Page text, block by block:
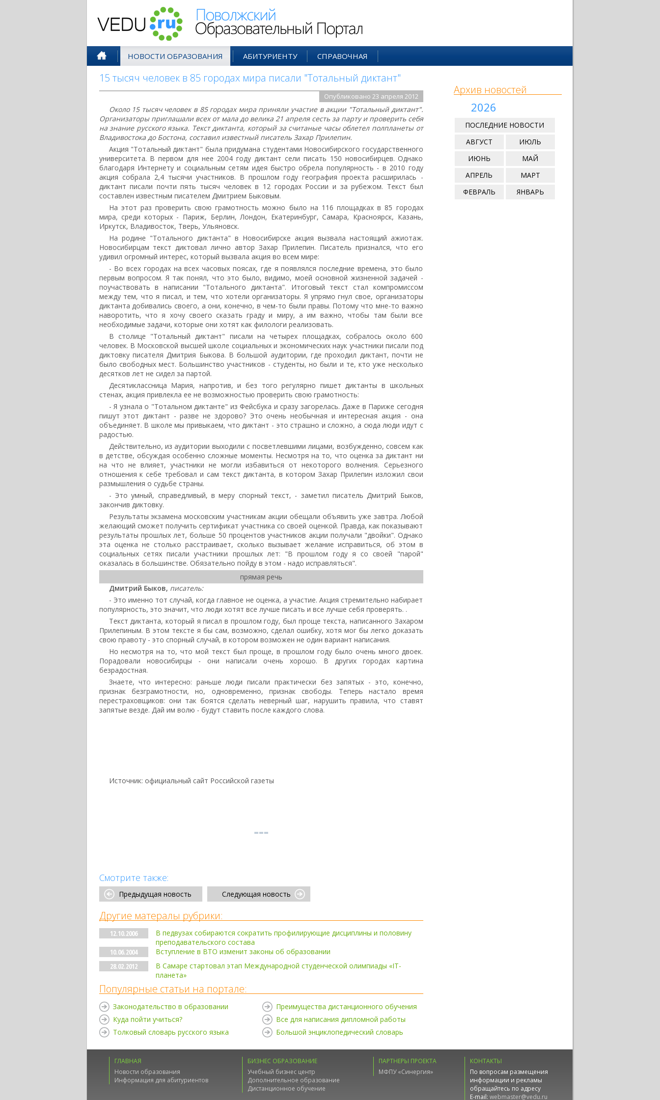
НОВОСТИ ОБРАЗОВАНИЯ АБИТУРИЕНТУ СПРАВОЧНАЯ
15 тысяч человек в 85 городах мира писали "Тотальный диктант"
Опубликовано 23 апреля 2012
Около 15 тысяч человек в 85 городах мира приняли участие в акции "Тотальный диктант".
Организаторы приглашали всех от мала до велика 21 апреля сесть за парту и проверить себя
на знание русского языка. Текст диктанта, который за считаные часы облетел полпланеты от
Владивостока до Бостона, составил известный писатель Захар Прилепин.
Акция "Тотальный диктант" была придумана студентами Новосибирского государственного
университета. В первом для нее 2004 году диктант сели писать 150 новосибирцев. Однако
благодаря Интернету и социальным сетям идея быстро обрела популярность - в 2010 году
акция собрала 2,4 тысячи участников. В прошлом году география проекта расширилась -
диктант писали почти пять тысяч человек в 12 городах России и за рубежом. Текст был
составлен известным писателем Дмитрием Быковым.
На этот раз проверить свою грамотность можно было на 116 площадках в 85 городах
мира, среди которых - Париж, Берлин, Лондон, Екатеринбург, Самара, Красноярск, Казань,
Иркутск, Владивосток, Тверь, Ульяновск.
На родине "Тотального диктанта" в Новосибирске акция вызвала настоящий ажиотаж.
Новосибирцам текст диктовал лично автор Захар Прилепин. Писатель признался, что его
удивил огромный интерес, который вызвала акция во всем мире:
- Во всех городах на всех часовых поясах, где я появлялся последние времена, это было
первым вопросом. Я так понял, что это было, видимо, моей основной жизненной задачей -
поучаствовать в написании "Тотального диктанта". Итоговый текст стал компромиссом
между тем, что я писал, и тем, что хотели организаторы. Я упрямо гнул свое, организаторы
диктанта добивались своего, а они, конечно, в чем-то были правы. Потому что мне-то важно
наворотить, что я хочу своего сказать граду и миру, а им важно, чтобы там были все
необходимые задачи, которые они хотят как филологи реализовать.
В столице "Тотальный диктант" писали на четырех площадках, собралось около 600
человек. В Московской высшей школе социальных и экономических наук участники писали под
диктовку писателя Дмитрия Быкова. В большой аудитории, где проходил диктант, почти не
было свободных мест. Большинство участников - студенты, но были и те, кто уже несколько
десятков лет не сидел за партой.
Десятиклассница Мария, напротив, и без того регулярно пишет диктанты в школьных
стенах, акция привлекла ее не возможностью проверить свою грамотность:
- Я узнала о "Тотальном диктанте" из Фейсбука и сразу загорелась. Даже в Париже сегодня
пишут этот диктант - разве не здорово? Это очень необычная и интересная акция - она
объединяет. В школе мы привыкаем, что диктант - это страшно и сложно, а сюда люди идут с
радостью.
Действительно, из аудитории выходили с посветлевшими лицами, возбужденно, совсем как
в детстве, обсуждая особенно сложные моменты. Несмотря на то, что оценка за диктант ни
на что не влияет, участники не могли избавиться от некоторого волнения. Серьезного
отношения к себе требовал и сам текст диктанта, в котором Захар Прилепин изложил свои
размышления о судьбе страны.
- Это умный, справедливый, в меру спорный текст, - заметил писатель Дмитрий Быков,
закончив диктовку.
Результаты экзамена московским участникам акции обещали объявить уже завтра. Любой
желающий сможет получить сертификат участника со своей оценкой. Правда, как показывают
результаты прошлых лет, больше 50 процентов участников акции получали "двойки". Однако
эта оценка не столько расстраивает, сколько вызывает желание исправиться, об этом в
социальных сетях писали участники прошлых лет: "В прошлом году я со своей "парой"
оказалась в большинстве. Обязательно пойду в этом - надо исправляться".
прямая речь
Дмитрий Быков, писатель:
- Это именно тот случай, когда главное не оценка, а участие. Акция стремительно набирает
популярность, это значит, что люди хотят все лучше писать и все лучше себя проверять. .
Текст диктанта, который я писал в прошлом году, был проще текста, написанного Захаром
Прилепиным. В этом тексте я бы сам, возможно, сделал ошибку, хотя мог бы легко доказать
свою правоту - это спорный случай, в котором возможен не один вариант написания.
Но несмотря на то, что мой текст был проще, в прошлом году было очень много двоек.
Порадовали новосибирцы - они написали очень хорошо. В других городах картина
безрадостная.
Знаете, что интересно: раньше люди писали практически без запятых - это, конечно,
признак безграмотности, но, одновременно, признак свободы. Теперь настало время
перестраховщиков: они так боятся сделать неверный шаг, нарушить правила, что ставят
запятые везде. Дай им волю - будут ставить после каждого слова.
Источник: официальный сайт Российской газеты
Смотрите также:
Предыдущая новость Следующая новость
Другие матералы рубрики:
12.10.2006
В педвузах собираются сократить профилирующие дисциплины и половину
преподавательского состава
10.06.2004
Вступление в ВТО изменит законы об образовании
28.02.2012
В Самаре стартовал этап Международной студенческой олимпиады «IT-
планета»
Популярные статьи на портале:
Законодательство в образовании
Куда пойти учиться?
Толковый словарь русского языка
Преимущества дистанционного обучения
Все для написания дипломной работы
Большой энциклопедический словарь
Архив новостей
2026
ПОСЛЕДНИЕ НОВОСТИ
АВГУСТ
ИЮЛЬ
ИЮНЬ
МАЙ
АПРЕЛЬ
МАРТ
ФЕВРАЛЬ
ЯНВАРЬ
ГЛАВНАЯ
Новости образования
Информация для абитуриентов
БИЗНЕС ОБРАЗОВАНИЕ
Учебный бизнес центр
Дополнительное образование
Дистанционное обучение
ПАРТНЕРЫ ПРОЕКТА
МФПУ «Синергия»
КОНТАКТЫ
По вопросам размещения
информации и рекламы
обращайтесь по адресу
E-mail: webmaster@vedu.ru